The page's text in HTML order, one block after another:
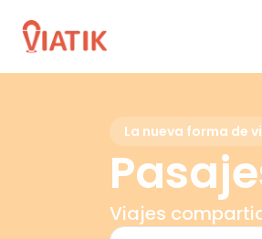
La nueva forma de
Viajes